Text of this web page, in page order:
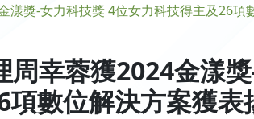
漾獎-女力科技獎 4位女力科技得主及26項
幸蓉獲2024金漾
數位解決方案獲表